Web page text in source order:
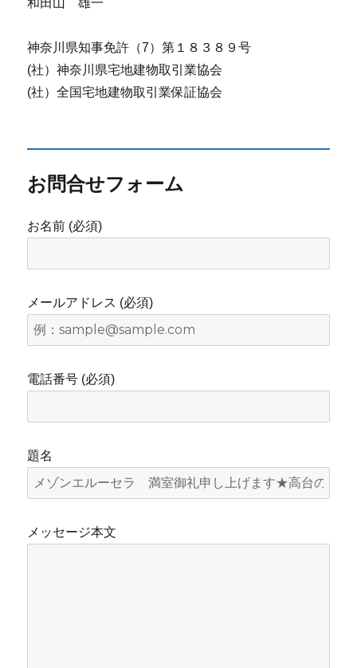
和田山 雄一
神奈川県知事免許（7）第１８３８９号
(社）神奈川県宅地建物取引業協会
(社）全国宅地建物取引業保証協会
お問合せフォーム
お名前 (必須)
メールアドレス (必須)
電話番号 (必須)
題名
メッセージ本文